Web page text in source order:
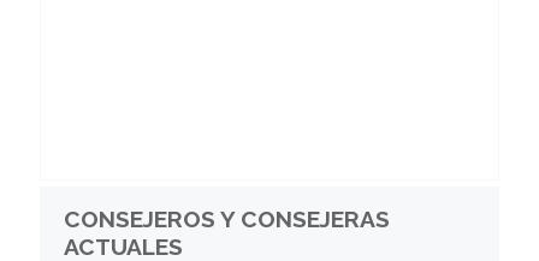
CONSEJEROS Y CONSEJERAS
ACTUALES